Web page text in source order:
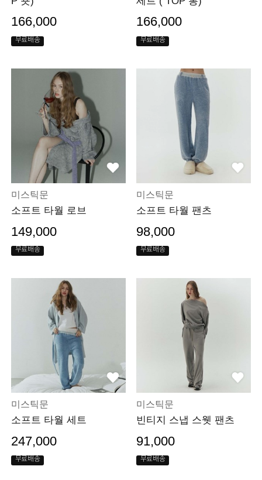
166,000
무료배송
166,000
무료배송
미스틱문
소프트 타월 로브
149,000
무료배송
미스틱문
소프트 타월 팬츠
98,000
무료배송
미스틱문
소프트 타월 세트
247,000
무료배송
미스틱문
빈티지 스냅 스웻 팬츠
91,000
무료배송